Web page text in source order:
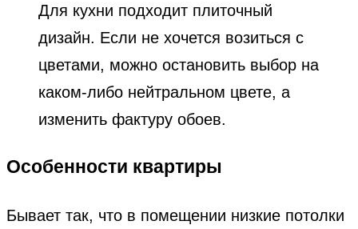
Для кухни подходит плиточный
дизайн. Если не хочется возиться с
цветами, можно остановить выбор на
каком-либо нейтральном цвете, а
изменить фактуру обоев.
Особенности квартиры
Бывает так, что в помещении низкие потолки